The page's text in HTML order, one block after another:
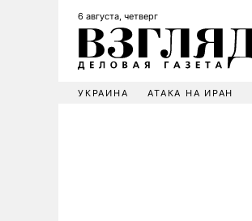
6 августа, четверг
УКРАИНА АТАКА НА ИРАН